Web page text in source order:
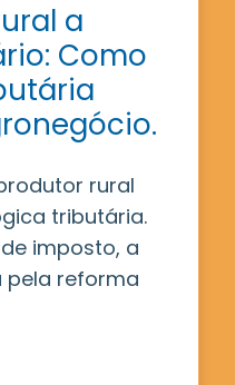
a
Como
rural
tributária.
imposto, a
reforma